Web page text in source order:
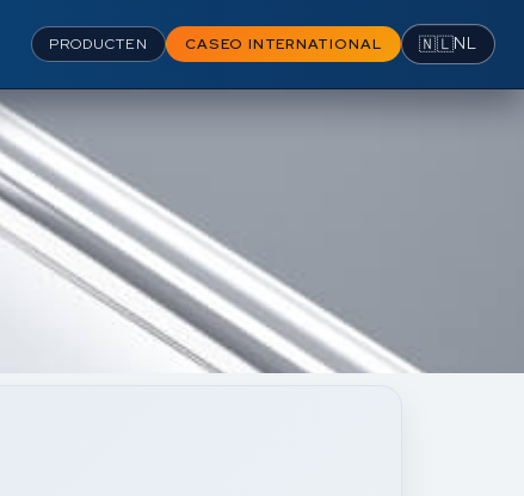
PRODUCTEN CASEO INTERNATIONAL 🇳🇱NL